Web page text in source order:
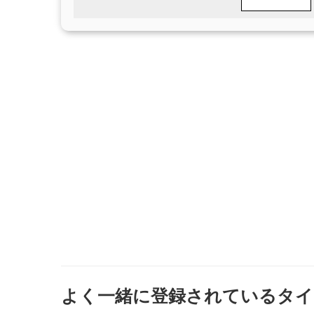
よく一緒に登録されているタ